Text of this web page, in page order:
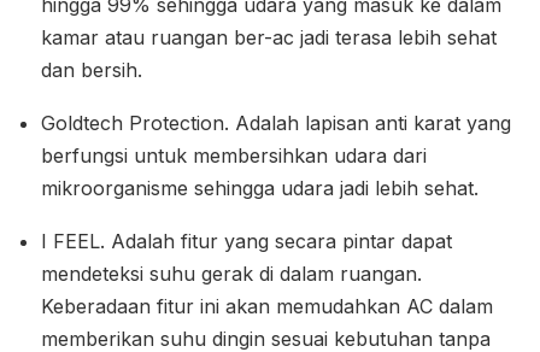
kamar atau ruangan ber-ac jadi terasa lebih sehat
dan bersih.
Goldtech Protection. Adalah lapisan anti karat yang
berfungsi untuk membersihkan udara dari
mikroorganisme sehingga udara jadi lebih sehat.
I FEEL. Adalah fitur yang secara pintar dapat
mendeteksi suhu gerak di dalam ruangan.
Keberadaan fitur ini akan memudahkan AC dalam
memberikan suhu dingin sesuai kebutuhan tanpa